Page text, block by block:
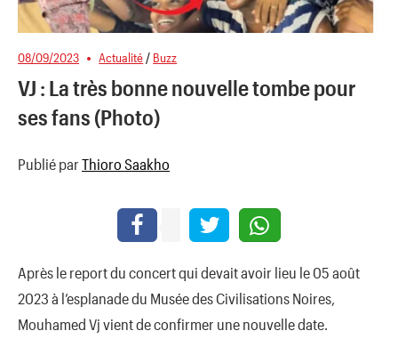
08/09/2023 Actualité/ Buzz
VJ : La très bonne nouvelle tombe pour
ses fans (Photo)
Publié par Thioro Saakho
Après le report du concert qui devait avoir lieu le 05 août
2023 à l’esplanade du Musée des Civilisations Noires,
Mouhamed Vj vient de confirmer une nouvelle date.